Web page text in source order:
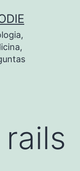
rails